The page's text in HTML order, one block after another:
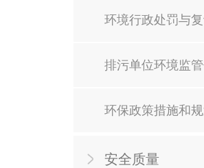
环境行政处罚与
排污单位环境监
环保政策措施和规
安全质量